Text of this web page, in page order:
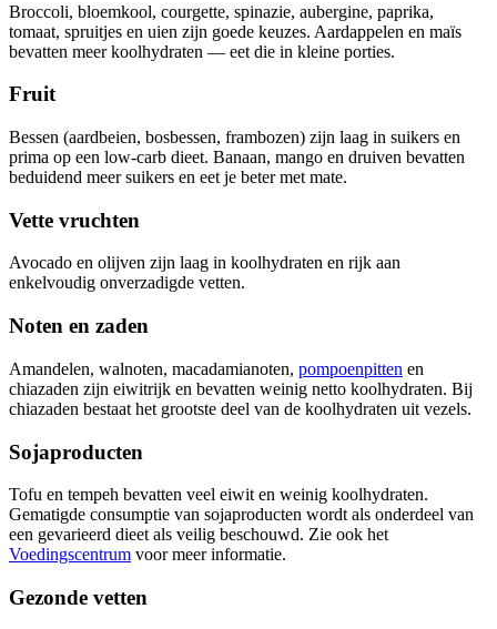
Broccoli, bloemkool, courgette, spinazie, aubergine, paprika,
tomaat, spruitjes en uien zijn goede keuzes. Aardappelen en maïs
bevatten meer koolhydraten — eet die in kleine porties.
Fruit
Bessen (aardbeien, bosbessen, frambozen) zijn laag in suikers en
prima op een low-carb dieet. Banaan, mango en druiven bevatten
beduidend meer suikers en eet je beter met mate.
Vette vruchten
Avocado en olijven zijn laag in koolhydraten en rijk aan
enkelvoudig onverzadigde vetten.
Noten en zaden
Amandelen, walnoten, macadamianoten, pompoenpitten en
chiazaden zijn eiwitrijk en bevatten weinig netto koolhydraten. Bij
chiazaden bestaat het grootste deel van de koolhydraten uit vezels.
Sojaproducten
Tofu en tempeh bevatten veel eiwit en weinig koolhydraten.
Gematigde consumptie van sojaproducten wordt als onderdeel van
een gevarieerd dieet als veilig beschouwd. Zie ook het
Voedingscentrum voor meer informatie.
Gezonde vetten